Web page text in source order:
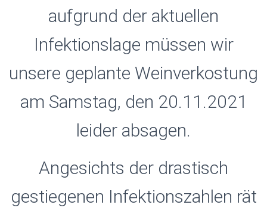
aufgrund der aktuellen
Infektionslage müssen wir
unsere geplante Weinverkostung
am Samstag, den 20.11.2021
leider absagen.
Angesichts der drastisch
gestiegenen Infektionszahlen rät